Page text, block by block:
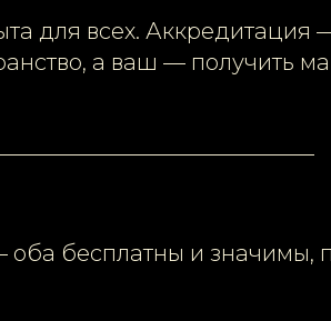
для всех.
а ваш — получить
бесплатны и значимы,